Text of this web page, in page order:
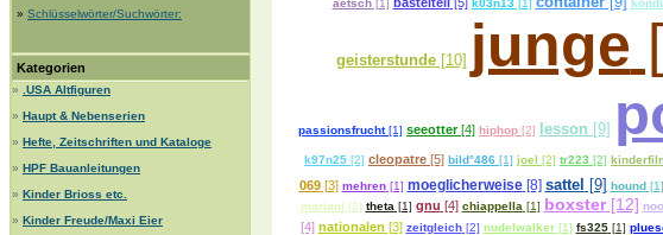
» Schlüsselwörter/Suchwörter:
Kategorien
»
.USA Altfiguren
» Haupt & Nebenserien
» Hefte, Zeitschriften und Kataloge
» HPF Bauanleitungen
» Kinder Brioss etc.
» Kinder Freude/Maxi Eier
aetsch[1] k03n13[1]
geisterstunde[10] junge
passionsfrucht[1] seeotter[4] hiphop [2] lesson [9]
k97n25 [2] cleopatre [5] bild°486 [1] joel [2] tr223 [2]
069[3] mehren[1] moeglicherweise[8] sattel [9] hound[1]
mariani [2] theta [1] gnu [4] chiappella [1] boxster[12]
[4] nationalen [3] zeitgleich[2] nudelwalker[1] fs325[1]